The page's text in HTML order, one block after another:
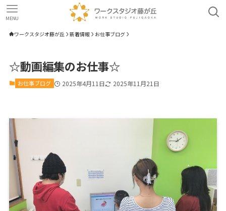
MENU
ワークスタジオ藤が丘 新着情報 お仕事ブログ
☆動画編集のお仕事☆
お仕事ブログ 2025年4月11日 2025年11月21日